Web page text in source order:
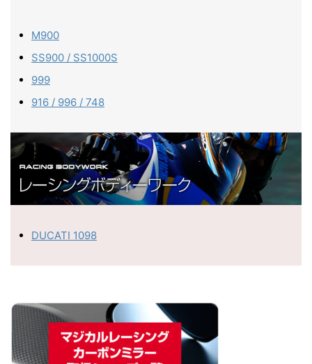
M900
SS900 / SS1000S
999
916 / 996 / 748
DUCATI 1098